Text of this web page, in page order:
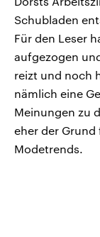
Schubladen
Für den Leser
aufgezogen
reizt und noch
nämlich eine
Meinungen zu
eher der
Modetrends.